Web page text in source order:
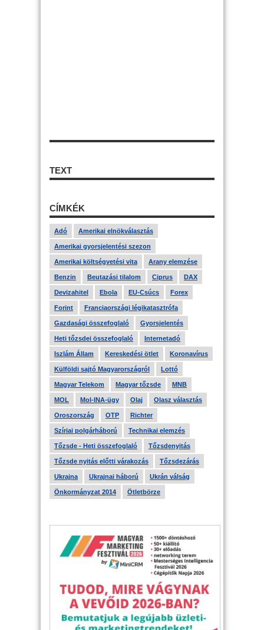
TEXT
CÍMKÉK
Adó Amerikai elnökválasztás
Amerikai gyorsjelentési szezon
Amerikai költségvetési vita Arany elemzése
Benzin Beutazási tilalom Ciprus DAX
Devizahitel Ebola EU-Csúcs Forex
Forint Franciaországi légikatasztrófa
Gazdasági összefoglaló Gyorsjelentés
Heti tőzsdei összefoglaló Internetadó
Iszlám Állam Kereskedési ötlet Koronavírus
Külföldi sajtó Magyarországról Lottó
Magyar Telekom Magyar tőzsde MNB
MOL Mol-INA-ügy Olaj Olasz választás
Oroszország OTP Richter
Szíriai polgárháború Technikai elemzés
Tőzsde - Heti összefoglaló Tőzsdenyitás
Tőzsde nyitás előtti várakozás Tőzsdezárás
Ukrajna Ukrajnai háború Ukrán válság
Önkormányzat 2014 Ötletbörze